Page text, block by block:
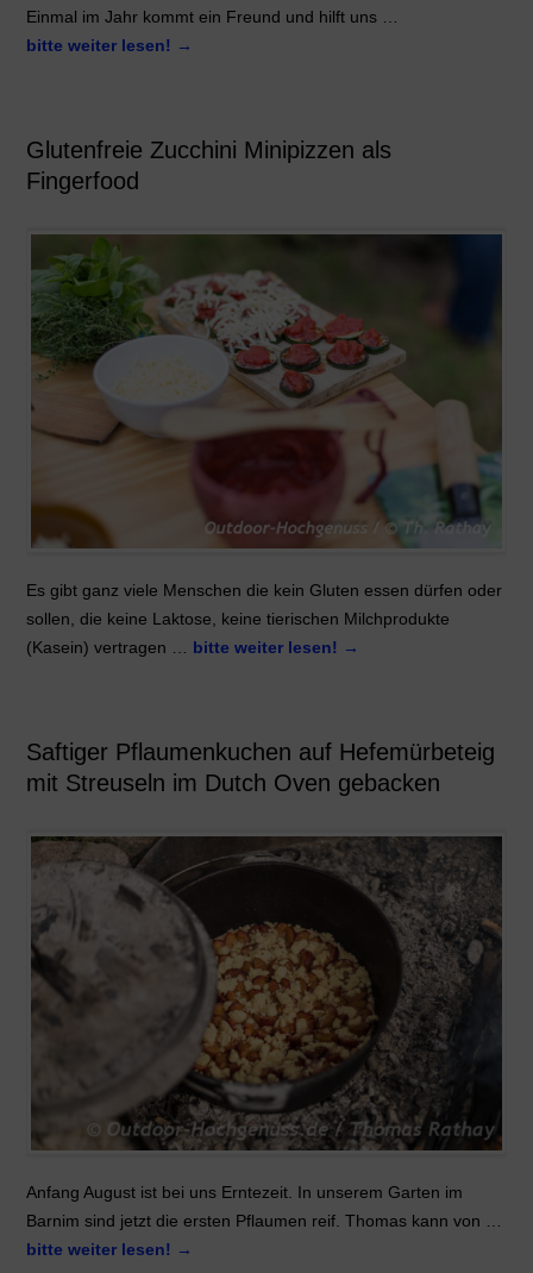
Einmal im Jahr kommt ein Freund und hilft uns …
bitte weiter lesen! →
Glutenfreie Zucchini Minipizzen als
Fingerfood
Es gibt ganz viele Menschen die kein Gluten essen dürfen oder
sollen, die keine Laktose, keine tierischen Milchprodukte
(Kasein) vertragen … bitte weiter lesen! →
Saftiger Pflaumenkuchen auf Hefemürbeteig
mit Streuseln im Dutch Oven gebacken
Anfang August ist bei uns Erntezeit. In unserem Garten im
Barnim sind jetzt die ersten Pflaumen reif. Thomas kann von …
bitte weiter lesen! →